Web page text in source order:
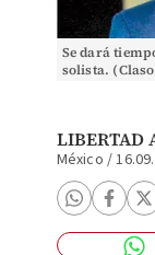
Se dará
solista.
LIBERTAD
México /